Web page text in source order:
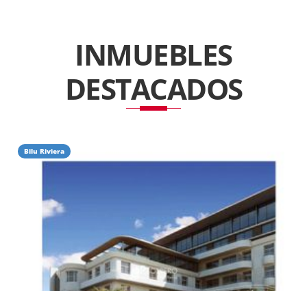
INMUEBLES
DESTACADOS
Bilu Riviera